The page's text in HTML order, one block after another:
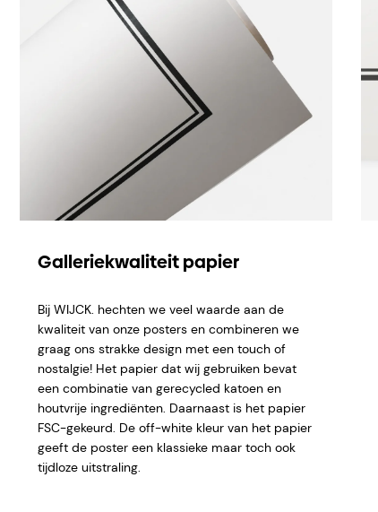
Galleriekwaliteit papier
Bij WIJCK. hechten we veel waarde aan de
kwaliteit van onze posters en combineren we
graag ons strakke design met een touch of
nostalgie! Het papier dat wij gebruiken bevat
een combinatie van gerecycled katoen en
houtvrije ingrediënten. Daarnaast is het papier
FSC-gekeurd. De off-white kleur van het papier
geeft de poster een klassieke maar toch ook
tijdloze uitstraling.